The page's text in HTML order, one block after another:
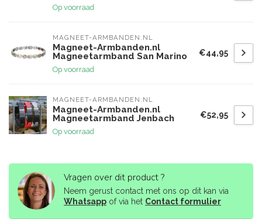
Op voorraad
MAGNEET-ARMBANDEN.NL
Magneet-Armbanden.nl
Magneetarmband San Marino
Op voorraad
€44,95
MAGNEET-ARMBANDEN.NL
Magneet-Armbanden.nl
Magneetarmband Jenbach
Op voorraad
€52,95
Vragen over dit product ?
Neem gerust contact met ons op dit kan via
Whatsapp of via het Contact formulier